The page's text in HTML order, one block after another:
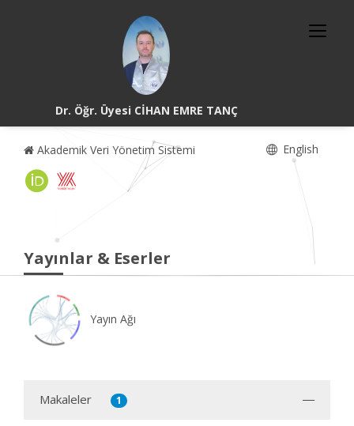
Dr. Öğr. Üyesi CİHAN EMRE TANÇ
Akademik Veri Yönetim Sistemi English
Yayınlar & Eserler
Yayın Ağı
Makaleler 1